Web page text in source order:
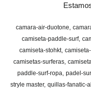
camara-air-duotone
camiseta-paddle-surf
camiseta-stohkt
camisetas-surferas
paddle-surf-ropa padel-
stryle master quillas-fanatic-